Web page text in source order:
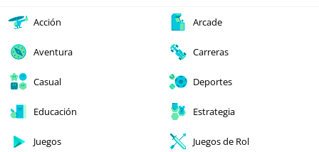
Acción Arcade
Aventura Carreras
Casual Deportes
Educación Estrategia
Juegos Juegos de Rol